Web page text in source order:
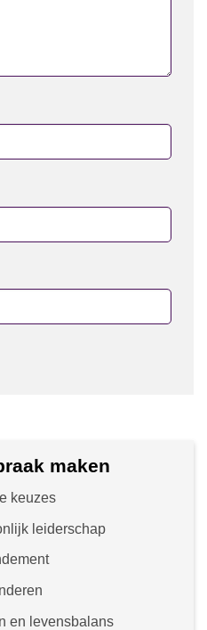
maken
keuzes
leiderschap
en levensbalans